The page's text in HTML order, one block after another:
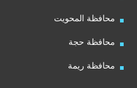
محافظة المحويت
محافظة حجة
محافظة ريمة